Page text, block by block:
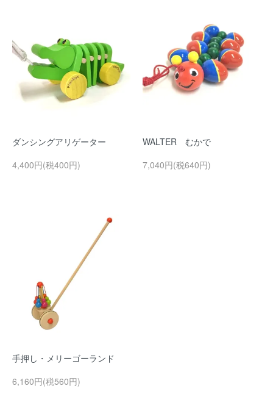
ダンシングアリゲーター
4,400円(税400円)
WALTER むかで
7,040円(税640円)
手押し・メリーゴーランド
6,160円(税560円)